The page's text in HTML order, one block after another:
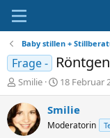
Baby stillen +
Frage -
E
r
s
t
e
Smilie
E
r
s
e
18 Februar
Smilie
Moderatorin